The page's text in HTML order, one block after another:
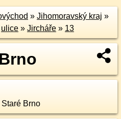
» Jihomoravský kraj »
ulice » Jircháře » 13
Staré Brno